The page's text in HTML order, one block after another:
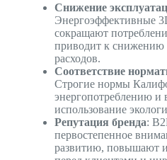
Снижение
Энергоэффективные
сокращают
приводит к снижению
расходов.
Соответствие
Строгие нормы
энергопотреблению и
использование
Репутация бренда:
первостепенное
развитию, повышают